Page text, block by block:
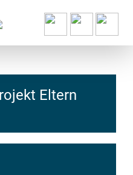
ed.ne
kalsn
gh
Eltern